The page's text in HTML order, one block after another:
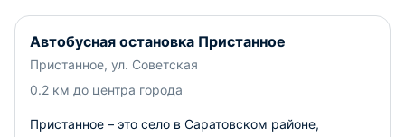
Автобусная остановка Пристанное
Пристанное, ул. Советская
0.2 км до центра города
Пристанное – это село в Саратовском районе,